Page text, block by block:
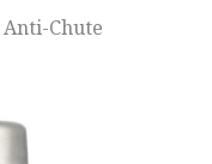
Anti-Chute